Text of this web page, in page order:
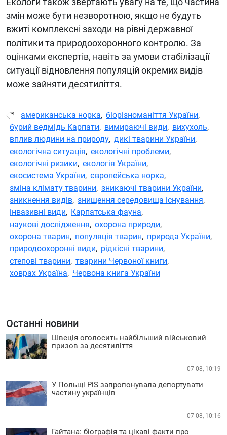
змін може бути незворотною, якщо не будуть
вжиті комплексні заходи на рівні державної
політики та природоохоронного контролю. За
оцінками експертів, навіть за умови стабілізації
ситуації відновлення популяцій окремих видів
може зайняти десятиліття.
американська норка, біорізноманіття України,
бурий ведмідь Карпати, вимираючі види, вихухоль,
вплив людини на природу, дикі тварини України,
екологічна ситуація, екологічні проблеми,
екологічні ризики, екологія України,
екосистема України, європейська норка,
зміна клімату тварини, зникаючі тварини України,
зникнення видів, знищення середовища існування,
інвазивні види, Карпатська фауна,
наукові дослідження, охорона природи,
охорона тварин, популяція тварин, природа України,
природоохоронні види, рідкісні тварини,
степові тварини, тварини Червоної книги,
ховрах Україна, Червона книга України
Останні новини
Швеція оголосить найбільший військовий
призов за десятиліття
07-08, 10:19
У Польщі PiS запропонувала депортувати
частину українців
07-08, 10:16
Гайтана: біографія та цікаві факти про